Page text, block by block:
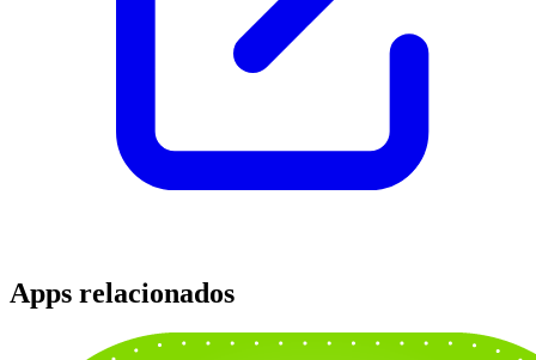
Apps relacionados